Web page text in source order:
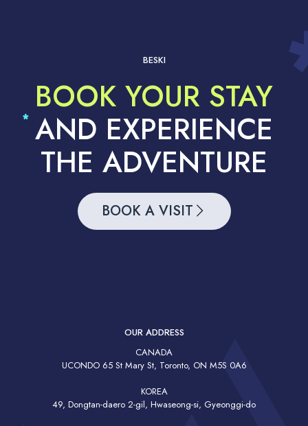
BESKI
BOOK YOUR STAY
AND EXPERIENCE
THE ADVENTURE
BOOK A VISIT
OUR ADDRESS
CANADA
UCONDO 65 St Mary St, Toronto, ON M5S 0A6
KOREA
49, Dongtan-daero 2-gil, Hwaseong-si, Gyeonggi-do